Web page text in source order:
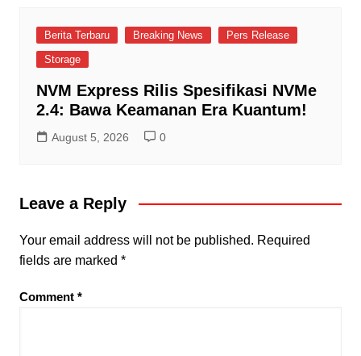
Berita Terbaru Breaking News
Pers Release
Storage
NVM Express Rilis Spesifikasi NVMe
2.4: Bawa Keamanan Era Kuantum!
August 5, 2026 0
Leave a Reply
Your email address will not be published. Required
fields are marked *
Comment *